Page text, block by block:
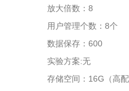
放大倍数：8
用户管理个数：8个
数据保存：600
实验方案:无
存储空间：16G（高